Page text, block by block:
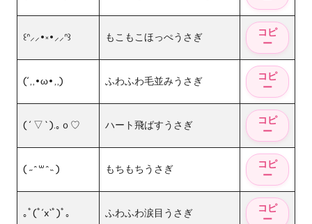
꒰ᐢ⸝⸝•༝•⸝⸝ᐢ꒱ もこもこほっぺうさぎ
(´,,•ω•,,) ふわふわ毛並みうさぎ
( ´ ▽ ` ).｡ｏ♡ ハート飛ばすうさぎ
( ˶ˆ꒳ˆ˵ ) もちもちうさぎ
｡ﾟ(ﾟ´x`ﾟ)ﾟ｡ ふわふわ涙目うさぎ